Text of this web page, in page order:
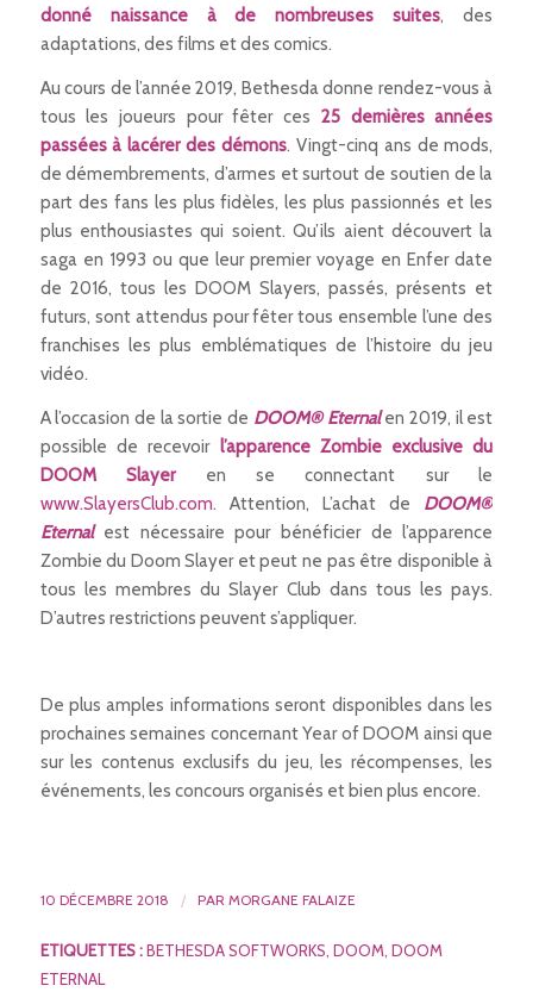
donné naissance à de nombreuses suites, des
adaptations, des films et des comics.
Au cours de l’année 2019, Bethesda donne rendez-vous à
tous les joueurs pour fêter ces 25 dernières années
passées à lacérer des démons. Vingt-cinq ans de mods,
de démembrements, d’armes et surtout de soutien de la
part des fans les plus fidèles, les plus passionnés et les
plus enthousiastes qui soient. Qu’ils aient découvert la
saga en 1993 ou que leur premier voyage en Enfer date
de 2016, tous les DOOM Slayers, passés, présents et
futurs, sont attendus pour fêter tous ensemble l’une des
franchises les plus emblématiques de l’histoire du jeu
vidéo.
A l’occasion de la sortie de DOOM® Eternalen 2019, il est
possible de recevoir l’apparence Zombie exclusive du
DOOM Slayeren se connectant sur le
www.SlayersClub.com. Attention, L’achat de DOOM®
Eternalest nécessaire pour bénéficier de l’apparence
Zombie du Doom Slayer et peut ne pas être disponible à
tous les membres du Slayer Club dans tous les pays.
D’autres restrictions peuvent s’appliquer.
De plus amples informations seront disponibles dans les
prochaines semaines concernant Year of DOOM ainsi que
sur les contenus exclusifs du jeu, les récompenses, les
événements, les concours organisés et bien plus encore.
10 DÉCEMBRE 2018 / PAR MORGANE FALAIZE
ETIQUETTES : BETHESDA SOFTWORKS, DOOM, DOOM
ETERNAL